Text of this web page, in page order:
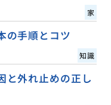
家
の手順とコツ
知識
と外れ止めの正し